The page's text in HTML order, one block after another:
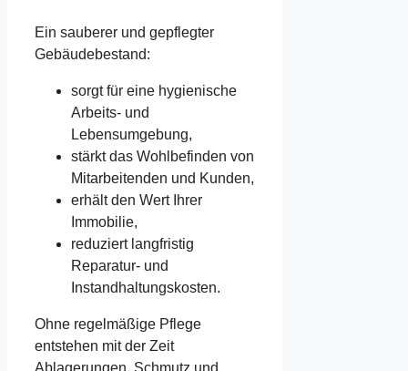
Ein sauberer und gepflegter
Gebäudebestand:
sorgt für eine hygienische
Arbeits- und
Lebensumgebung,
stärkt das Wohlbefinden von
Mitarbeitenden und Kunden,
erhält den Wert Ihrer
Immobilie,
reduziert langfristig
Reparatur- und
Instandhaltungskosten.
Ohne regelmäßige Pflege
entstehen mit der Zeit
Ablagerungen, Schmutz und